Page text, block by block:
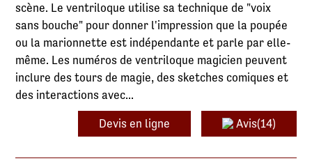
scène. Le ventriloque utilise sa technique de "voix
sans bouche" pour donner l'impression que la poupée
ou la marionnette est indépendante et parle par elle-
même. Les numéros de ventriloque magicien peuvent
inclure des tours de magie, des sketches comiques et
des interactions avec...
Devis en ligne Avis(14)